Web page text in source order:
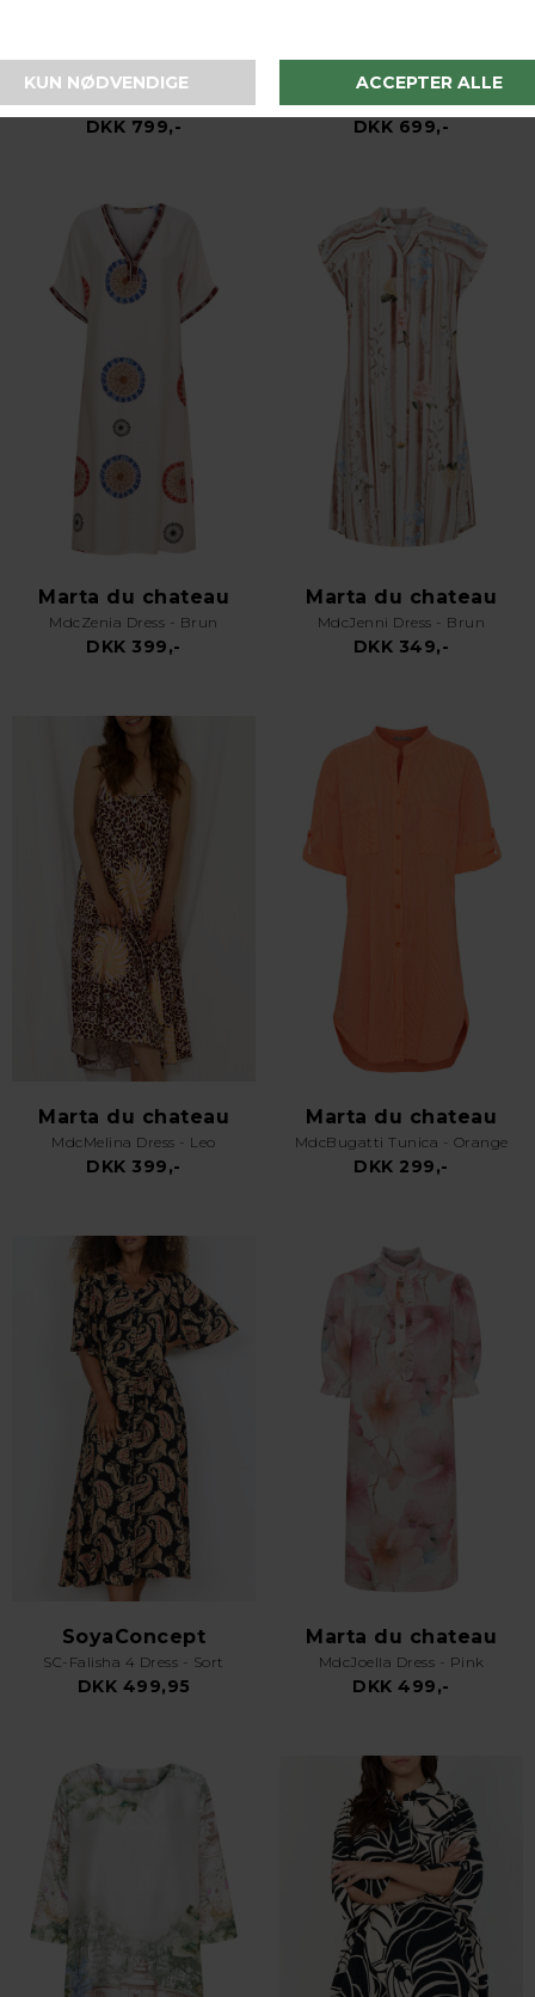
Prepair
Nora Dress - Blomme
DKK 799,-
Prepair
Silje Dress - Brun
DKK 699,-
Marta du chateau
MdcZenia Dress - Brun
DKK 399,-
Marta du chateau
MdcJenni Dress - Brun
DKK 349,-
Marta du chateau
MdcMelina Dress - Leo
DKK 399,-
Marta du chateau
MdcBugatti Tunica - Orange
DKK 299,-
SoyaConcept
SC-Falisha 4 Dress - Sort
DKK 499,95
Marta du chateau
MdcJoella Dress - Pink
DKK 499,-